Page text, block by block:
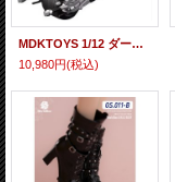
MDKTOYS 1/12 ダークナイト バットポッド モデリング トイズ アクションフィギュア用 組立モデル *予約
10,980円(税込)